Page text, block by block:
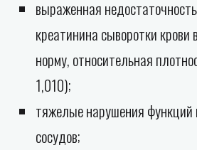
выраженная
креатинина сыворотки
норму, относительная
1,010);
тяжелые нарушения функций
сосудов;